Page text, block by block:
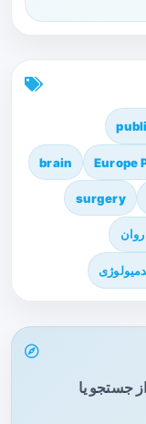
Europe
brain
surgery
جستجو یا